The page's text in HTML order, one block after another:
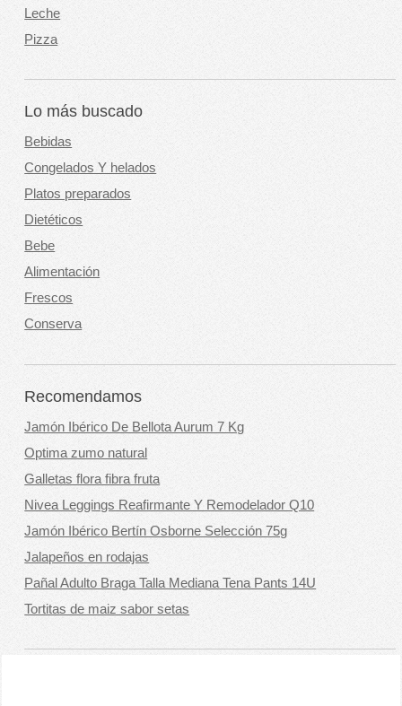
Leche
Pizza
Lo más buscado
Bebidas
Congelados Y helados
Platos preparados
Dietéticos
Bebe
Alimentación
Frescos
Conserva
Recomendamos
Jamón Ibérico De Bellota Aurum 7 Kg
Optima zumo natural
Galletas flora fibra fruta
Nivea Leggings Reafirmante Y Remodelador Q10
Jamón Ibérico Bertín Osborne Selección 75g
Jalapeños en rodajas
Pañal Adulto Braga Talla Mediana Tena Pants 14U
Tortitas de maiz sabor setas